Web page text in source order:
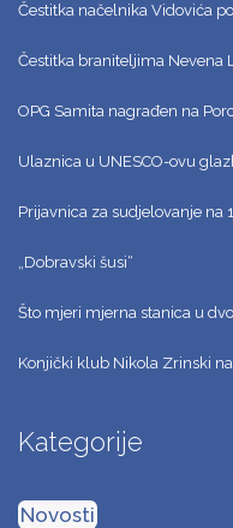
Čestitka načelnika Vidovića
Čestitka braniteljima Nevena
OPG Samita nagrađen na
Ulaznica u UNESCO-ovu
Prijavnica za sudjelovanje na
„Dobravski šusi“
Što mjeri mjerna stanica u
Konjički klub Nikola Zrinski
Kategorije
Novosti